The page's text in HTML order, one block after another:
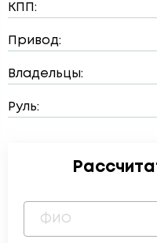
КПП:
Привод:
Владельцы:
Руль: